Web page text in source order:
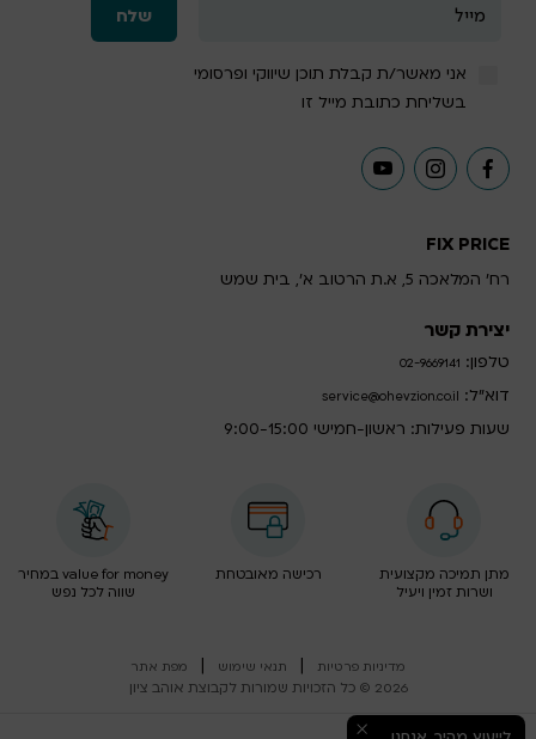
FIX PRICE
רח' המלאכה 5, א.ת הרטוב א', בית שמש
יצירת קשר
טלפון: 02-9669141
דוא”ל: service@ohevzion.co.il
שעות פעילות: ראשון-חמישי 9:00-15:00
אני מאשר/ת קבלת תוכן שיווקי ופרסומי
בשליחת כתובת מייל זו
מתן תמיכה מקצועית
ושרות זמין ויעיל
רכישה מאובטחת
value for money במחיר
שווה לכל נפש
מדיניות פרטיות תנאי שימוש מפת אתר
2026 © כל הזכויות שמורות לקבוצת אוהב ציון